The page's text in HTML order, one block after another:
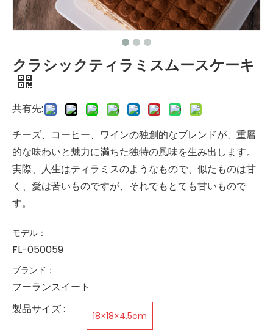
クラシックティラミスムースケーキ
共有先:
チーズ、コーヒー、ワインの独創的なブレンドが、重層
的な味わいと魅力に満ちた独特の風味を生み出します。
実際、人生はティラミスのようなもので、似たものは甘
く、愛は苦いものですが、それでもとても甘いもので
す。
モデル：
FL-050059
ブランド：
フーランスイート
製品サイズ :
18×18×4.5cm